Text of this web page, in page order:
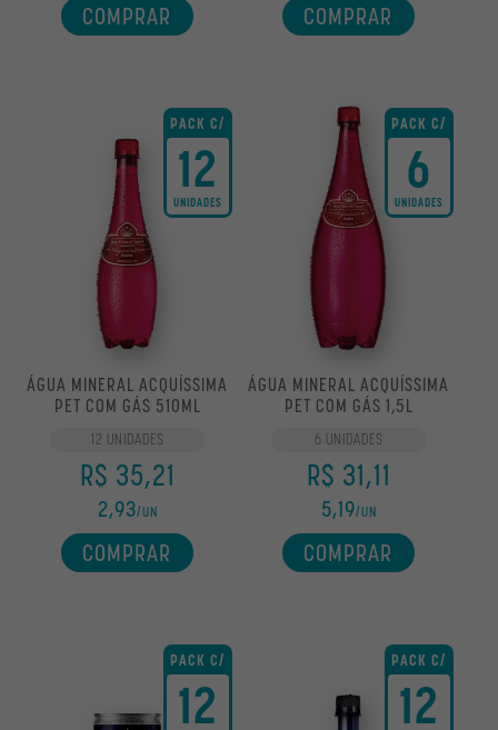
COMPRAR COMPRAR
PACK C/
12
UNIDADES
ÁGUA MINERAL ACQUÍSSIMA
PET COM GÁS 510ML
12 UNIDADES
R$ 35,21
2,93/UN
COMPRAR
PACK C/
6
UNIDADES
ÁGUA MINERAL ACQUÍSSIMA
PET COM GÁS 1,5L
6 UNIDADES
R$ 31,11
5,19/UN
COMPRAR
PACK C/
12
PACK C/
12